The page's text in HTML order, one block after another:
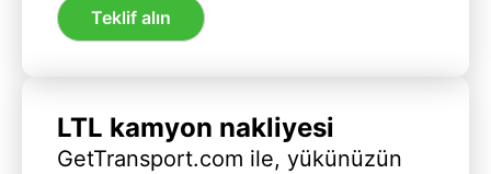
Teklif alın
LTL kamyon nakliyesi
GetTransport.com ile, yükünüzün